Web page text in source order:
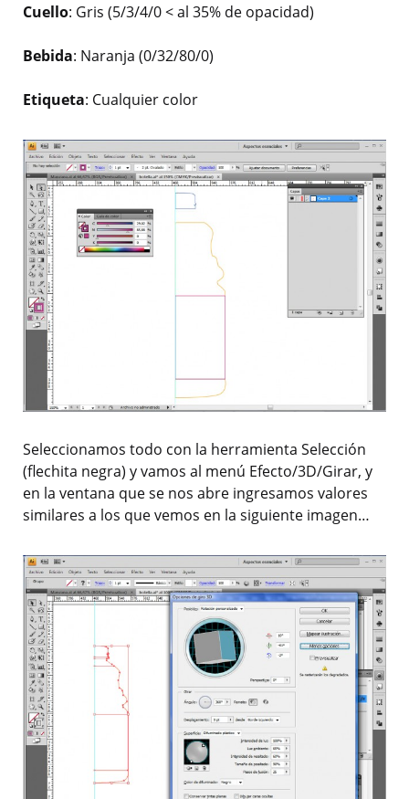
Cuello: Gris (5/3/4/0 < al 35% de opacidad)
Bebida: Naranja (0/32/80/0)
Etiqueta: Cualquier color
Seleccionamos todo con la herramienta Selección
(flechita negra) y vamos al menú Efecto/3D/Girar, y
en la ventana que se nos abre ingresamos valores
similares a los que vemos en la siguiente imagen…